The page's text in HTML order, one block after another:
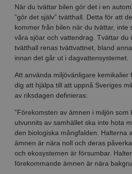
När du tvättar bilen gör det i en
”gör det själv” tvätthall. Detta för att
kommer från bilen när du tvättar, inte
våra sjöar och vattendrag. Tvättar du
tvätthall renas tvättvattnet, bland
innan det går ut i dagvattensystemet.
Att använda miljövänligare kemikalier
dig att hjälpa till att uppnå Sveriges
av riksdagen definieras:
”Förekomsten av ämnen i miljön som
utvunnits av samhället ska inte hota
den biologiska mångfalden. Halterna
ämnen är nära noll och deras
och ekosystemen är försumbar.
förekommande ämnen är nära